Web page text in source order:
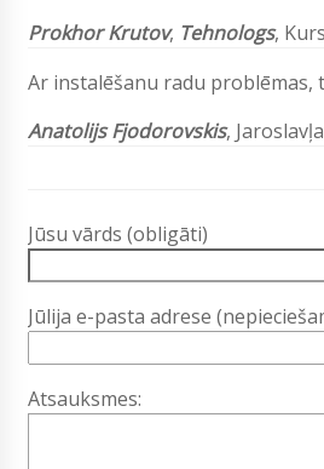
Prokhor Krutov, Tehnologs,
Ar instalēšanu radu
Anatolijs Fjodorovskis, Jaroslavļa
Jūsu vārds (obligāti)
Jūlija e-pasta adrese
Atsauksmes: